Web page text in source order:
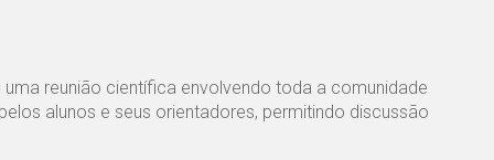
reunião científica envolvendo toda a comunidade
alunos e seus orientadores, permitindo discussão